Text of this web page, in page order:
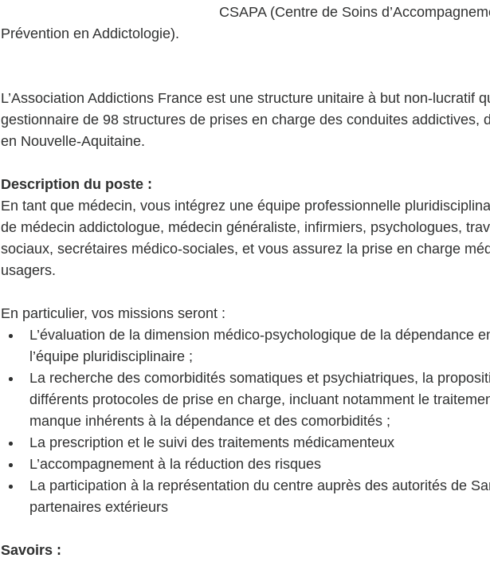
CSAPA (Centre de Soins
Prévention en Addictologie).
L’Association Addictions France est une structure unitaire à but non-lucratif
gestionnaire de 98 structures de prises en charge des conduites addictives,
en Nouvelle-Aquitaine.
Description du poste :
En tant que médecin, vous intégrez une équipe professionnelle
de médecin addictologue, médecin généraliste, infirmiers, psychologues,
sociaux, secrétaires médico-sociales, et vous assurez la prise en charge
usagers.
En particulier, vos missions seront :
L’évaluation de la dimension médico-psychologique de la dépendance
l’équipe pluridisciplinaire ;
La recherche des comorbidités somatiques et psychiatriques, la
différents protocoles de prise en charge, incluant notamment le
manque inhérents à la dépendance et des comorbidités ;
La prescription et le suivi des traitements médicamenteux
L’accompagnement à la réduction des risques
La participation à la représentation du centre auprès des autorités de
partenaires extérieurs
Savoirs :